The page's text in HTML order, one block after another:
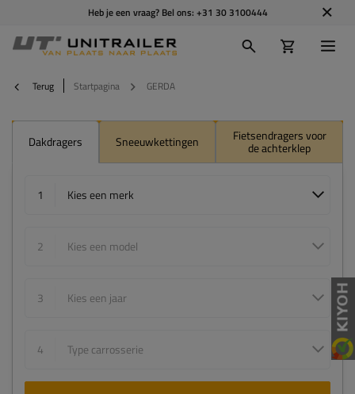
Heb je een vraag? Bel ons: +31 30 3100444
Terug Startpagina GERDA
Dakdragers Sneeuwkettingen Fietsendragers voor
de achterklep
1 Kies een merk
2 Kies een model
3 Kies een jaar
4 Type carrosserie